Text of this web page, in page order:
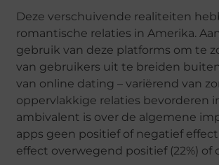
Deze verschuivende realiteiten
romantische relaties in Amerika.
gebruik van deze platforms om te
van gebruikers uit te breiden
van online dating – variërend van
oppervlakkige relaties bevorderen
ambivalent is over de algemene
apps geen positief of negatief
effect overwegend positief (22%) of